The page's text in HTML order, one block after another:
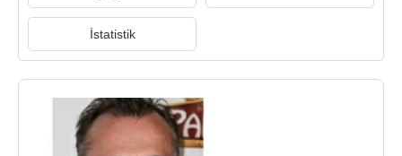
İstatistik